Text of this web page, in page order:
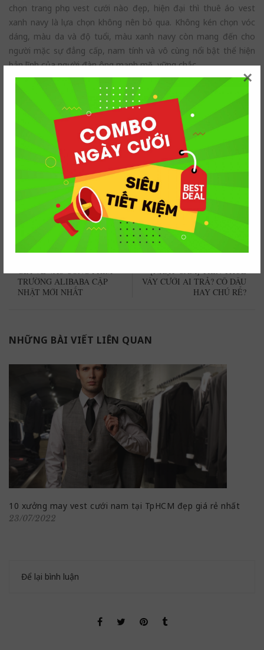
×
chọn trang phục vest cưới nào đẹp, hiện đại thì thuê áo vest
xanh navy là lựa chọn không nên bỏ qua. Không kén chọn vóc
dáng, màu da và độ tuổi, màu xanh navy còn mang đến cho
người mặc sự đẳng cấp, nam tính và vô cùng nổi bật thể hiện
bản lĩnh của người đàn ông mạnh mẽ, vững chắc.
Hi vọng với nội dung bài viết, giúp các bạn giải đáp được thắc
cũng như lựa chọn cho mình địa chỉ thuê
vest nam rẻ nhất với chất lượng và mẫu mã đẹp, sang trọng. Để
biết thêm thông tin chi tiết về dịch vụ thuê vest nam quý khách
có thể liên hệ trực tiếp đến ninistore.vn để nhân viên hỗ trợ tư
vấn và báo giá cụ thể nhé.
Tham khảo thêm
Cách mặc vest đi giày thể thao nữ hợp mốt không lỗi thời
Xem bài viết
GIÁ VÉ VÀO CỔNG PHIM
TRƯỜNG ALIBABA CẬP
NHẬT MỚI NHẤT
[NHẠY CẢM] TIỀN THUÊ
VÁY CƯỚI AI TRẢ? CÔ DÂU
HAY CHÚ RỂ?
NHỮNG BÀI VIẾT LIÊN QUAN
10 xưởng may vest cưới nam tại TpHCM đẹp giá rẻ nhất
23/07/2022
Để lại bình luận